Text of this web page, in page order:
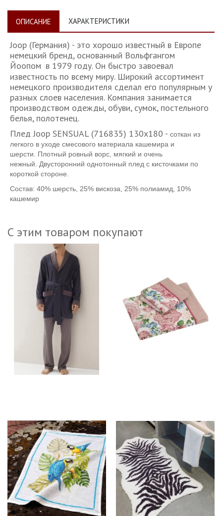
ОПИСАНИЕ ХАРАКТЕРИСТИКИ
Joop (Германия) - это хорошо известный в Европе
немецкий бренд, основанный Вольфгангом
Йоопом в 1979 году. Он быстро завоевал
известность по всему миру. Широкий ассортимент
немецкого производителя сделал его популярным у
разных слоев населения. Компания занимается
производством одежды, обуви, сумок, постельного
белья, полотенец.
Плед Joop SENSUAL (716835) 130x180 - соткан из
легкого в уходе смесового материала кашемира и
шерсти. Плотный ровный ворс, мягкий и очень
нежный. Двусторонний однотонный плед с кисточками по
короткой стороне.
Состав: 40% шерсть, 25% вискоза, 25% полиамид, 10%
кашемир
С этим товаром покупают